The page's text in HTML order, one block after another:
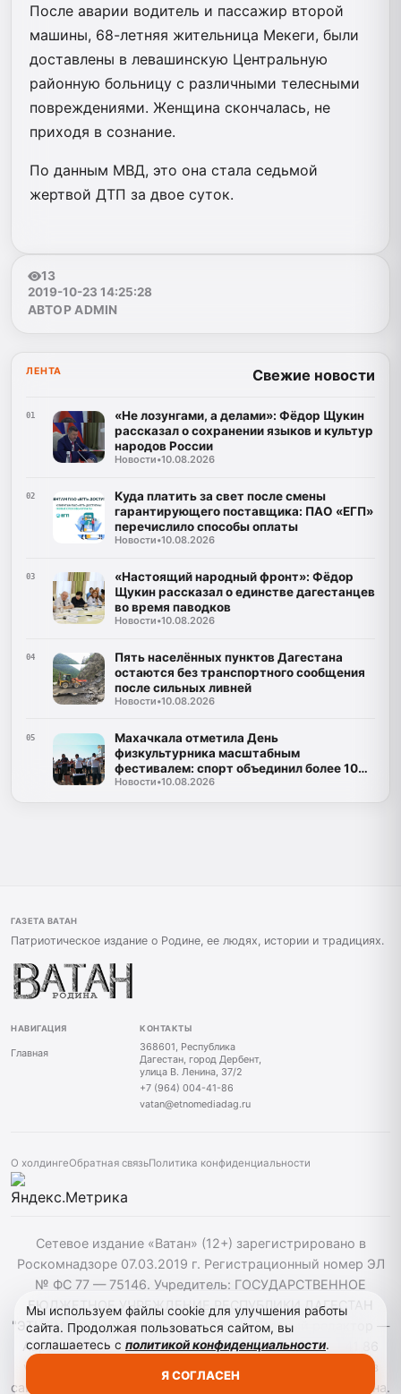
После аварии водитель и пассажир второй
машины, 68-летняя жительница Мекеги, были
доставлены в левашинскую Центральную
районную больницу с различными телесными
повреждениями. Женщина скончалась, не
приходя в сознание.
По данным МВД, это она стала седьмой
жертвой ДТП за двое суток.
13
2019-10-23 14:25:28
АВТОР ADMIN
ЛЕНТА Свежие новости
01
«Не лозунгами, а делами»: Фёдор Щукин
рассказал о сохранении языков и культур
народов России
Новости•10.08.2026
02
Куда платить за свет после смены
гарантирующего поставщика: ПАО «ЕГП»
перечислило способы оплаты
Новости•10.08.2026
03
«Настоящий народный фронт»: Фёдор
Щукин рассказал о единстве дагестанцев
во время паводков
Новости•10.08.2026
04
Пять населённых пунктов Дагестана
остаются без транспортного сообщения
после сильных ливней
Новости•10.08.2026
05
Махачкала отметила День
физкультурника масштабным
фестивалем: спорт объединил более 10
тысяч человек
Новости•10.08.2026
ГАЗЕТА ВАТАН
Патриотическое издание о Родине, ее людях, истории и традициях.
НАВИГАЦИЯ
Главная
КОНТАКТЫ
368601, Республика
Дагестан, город Дербент,
улица В. Ленина, 37/2
+7 (964) 004-41-86
vatan@etnomediadag.ru
О холдингеОбратная связьПолитика конфиденциальности
Сетевое издание «Ватан» (12+) зарегистрировано в
Роскомнадзоре 07.03.2019 г. Регистрационный номер ЭЛ
№ ФС 77 — 75146. Учредитель: ГОСУДАРСТВЕННОЕ
БЮДЖЕТНОЕ УЧРЕЖДЕНИЕ РЕСПУБЛИКИ ДАГЕСТАН
"ЭТНОМЕДИАХОЛДИНГ "ДАГЕСТАН". Главный редактор —
Аврумов Моисей Давидович, Телефон: +7964 004 41 86
vatan@etnomediadag.ru При использовании материалов
сайта активная гиперссылка на gazetavatan.ru обязательна.
Мы используем файлы cookie для улучшения работы
сайта. Продолжая пользоваться сайтом, вы
соглашаетесь с политикой конфиденциальности.
Я СОГЛАСЕН